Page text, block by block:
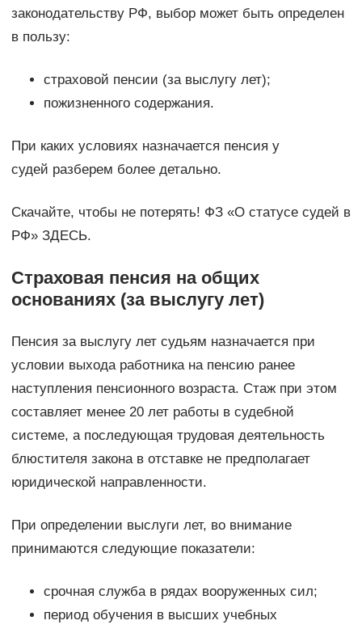
законодательству РФ, выбор может быть определен
в пользу:
страховой пенсии (за выслугу лет);
пожизненного содержания.
При каких условиях назначается пенсия у
судей разберем более детально.
Скачайте, чтобы не потерять! ФЗ «О статусе судей в
РФ» ЗДЕСЬ.
Страховая пенсия на общих
основаниях (за выслугу лет)
Пенсия за выслугу лет судьям назначается при
условии выхода работника на пенсию ранее
наступления пенсионного возраста. Стаж при этом
составляет менее 20 лет работы в судебной
системе, а последующая трудовая деятельность
блюстителя закона в отставке не предполагает
юридической направленности.
При определении выслуги лет, во внимание
принимаются следующие показатели:
срочная служба в рядах вооруженных сил;
период обучения в высших учебных